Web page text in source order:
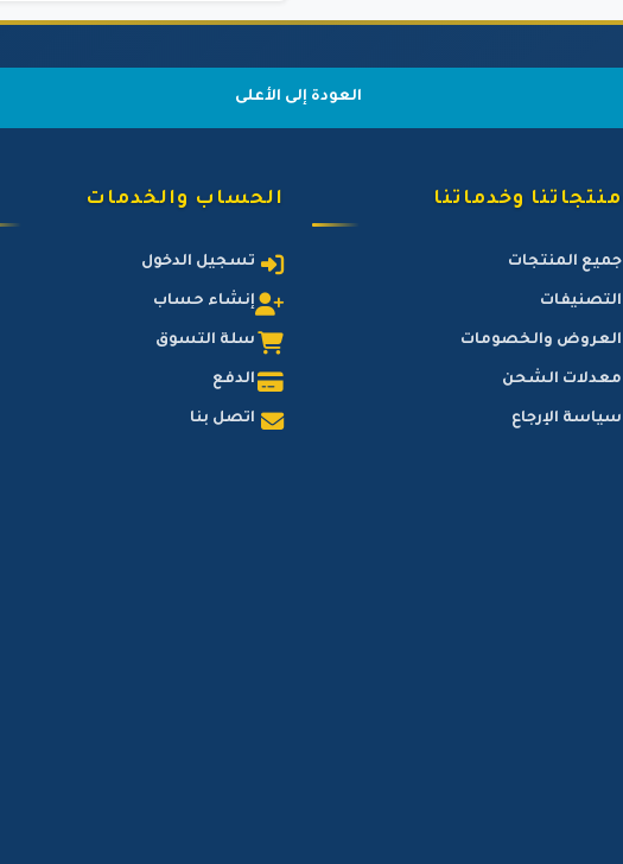
العودة إلى الأعلى
منتجاتنا وخدماتنا
جميع المنتجات
التصنيفات
العروض والخصومات
معدلات الشحن
سياسة الإرجاع
الحساب والخدمات
تسجيل الدخول
إنشاء حساب
سلة التسوق
الدفع
اتصل بنا